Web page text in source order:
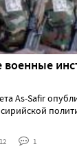
военные
As-Safir
1